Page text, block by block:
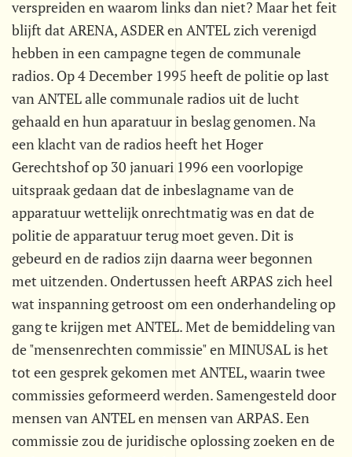
verspreiden en waarom links dan niet? Maar het feit
blijft dat ARENA, ASDER en ANTEL zich verenigd
hebben in een campagne tegen de communale
radios. Op 4 December 1995 heeft de politie op last
van ANTEL alle communale radios uit de lucht
gehaald en hun aparatuur in beslag genomen. Na
een klacht van de radios heeft het Hoger
Gerechtshof op 30 januari 1996 een voorlopige
uitspraak gedaan dat de inbeslagname van de
apparatuur wettelijk onrechtmatig was en dat de
politie de apparatuur terug moet geven. Dit is
gebeurd en de radios zijn daarna weer begonnen
met uitzenden. Ondertussen heeft ARPAS zich heel
wat inspanning getroost om een onderhandeling op
gang te krijgen met ANTEL. Met de bemiddeling van
de "mensenrechten commissie" en MINUSAL is het
tot een gesprek gekomen met ANTEL, waarin twee
commissies geformeerd werden. Samengesteld door
mensen van ANTEL en mensen van ARPAS. Een
commissie zou de juridische oplossing zoeken en de